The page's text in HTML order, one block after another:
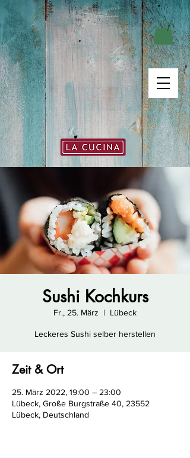
Sushi Kochkurs
Fr., 25. März
  |
Lübeck
Leckeres Sushi selber herstellen
Zeit & Ort
25. März 2022, 19:00 – 23:00
Lübeck, Große Burgstraße 40, 23552
Lübeck, Deutschland